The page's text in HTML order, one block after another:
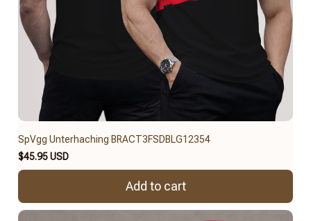
SpVgg Unterhaching BRACT3FSDBLG12354
$45.95 USD
Add to cart